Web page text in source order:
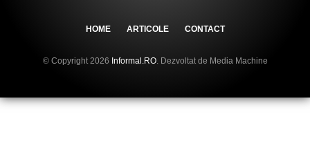
HOME ARTICOLE CONTACT
© Copyright 2026 Informal.RO. Dezvoltat de Media Machine